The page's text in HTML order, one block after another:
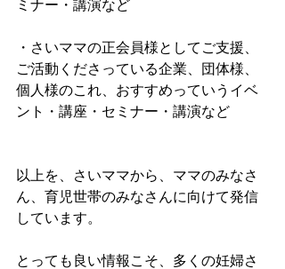
ミナー・講演など
・さいママの正会員様としてご支援、
ご活動くださっている企業、団体様、
個人様のこれ、おすすめっていうイベ
ント・講座・セミナー・講演など
以上を、さいママから、ママのみなさ
ん、育児世帯のみなさんに向けて発信
しています。
とっても良い情報こそ、多くの妊婦さ